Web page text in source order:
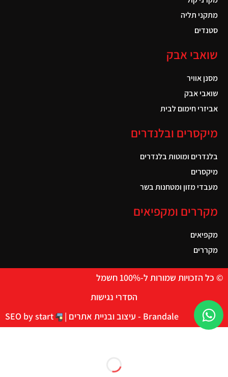
מתקני תליה
סטנדים
שואבי אבק
מסנן אוויר
שואבי אבק
אביזרי חימום לבית
מיקסרים ובלנדרים
בלנדרים ומוטות בלנדרים
מיקסרים
מעבדי מזון ומטחנות בשר
מקררים ומקפיאים
מקפיאים
מקררים
© כל הזכויות שמורות ל-100% חשמל
הסדרי נגישות
Brandale - עיצוב ובניית אתרים |